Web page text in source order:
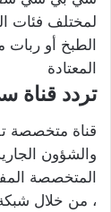
لمختلف فئات
الطبخ أو
المعتادة
تردد قناة
قناة متخصصة
والشؤون
المتخصصة
، من خلال